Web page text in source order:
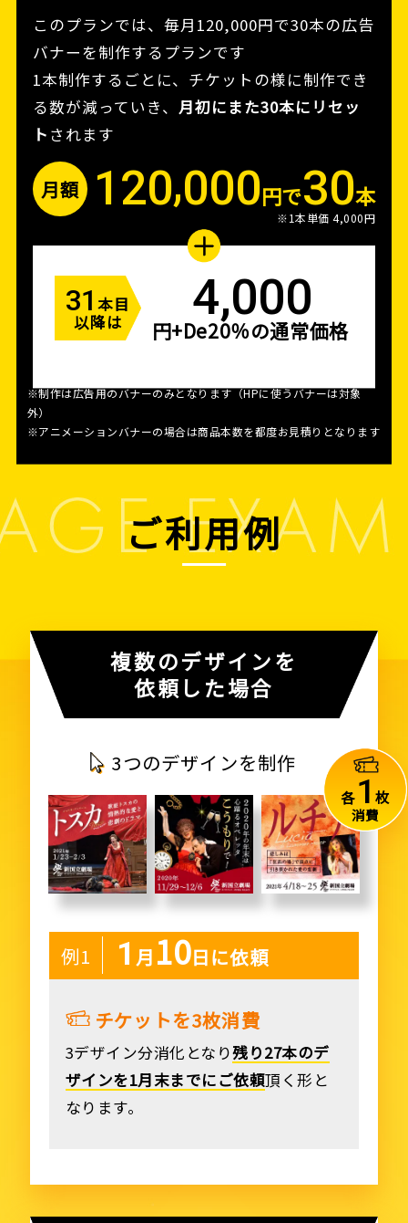
このプランでは、毎月120,000円で30本の広告
バナーを制作するプランです
1本制作するごとに、チケットの様に制作でき
る数が減っていき、 月初にまた30本にリセッ
ト されます
月額 120,000円で30本
※1本単価 4,000円
31 本目
以降は
4,000
円+De20％の通常価格
※制作は広告用のバナーのみとなります（HPに使うバナーは対象
外）
※アニメーションバナーの場合は商品本数を都度お見積りとなります
ご利用例
複数のデザインを
依頼した場合
3つのデザインを制作
各1枚
消費
例1 1 月 10日に依頼
チケットを3枚消費
3デザイン分消化となり残り27本のデ
ザインを1月末までにご依頼頂く形と
なります。